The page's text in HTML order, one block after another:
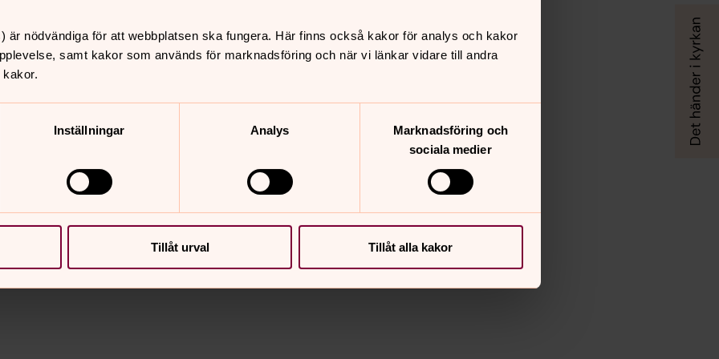
är nödvändiga för att webbplatsen ska fungera. Här finns också kakor för analys och kakor
samt kakor som används för marknadsföring och när vi länkar vidare till andra
Inställningar Analys
Marknadsföring och
sociala medier
Tillåt urval Tillåt alla kakor
Högskolan Stockholm